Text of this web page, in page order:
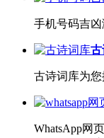
手机号码吉
古
古诗词库为
WhatsApp网